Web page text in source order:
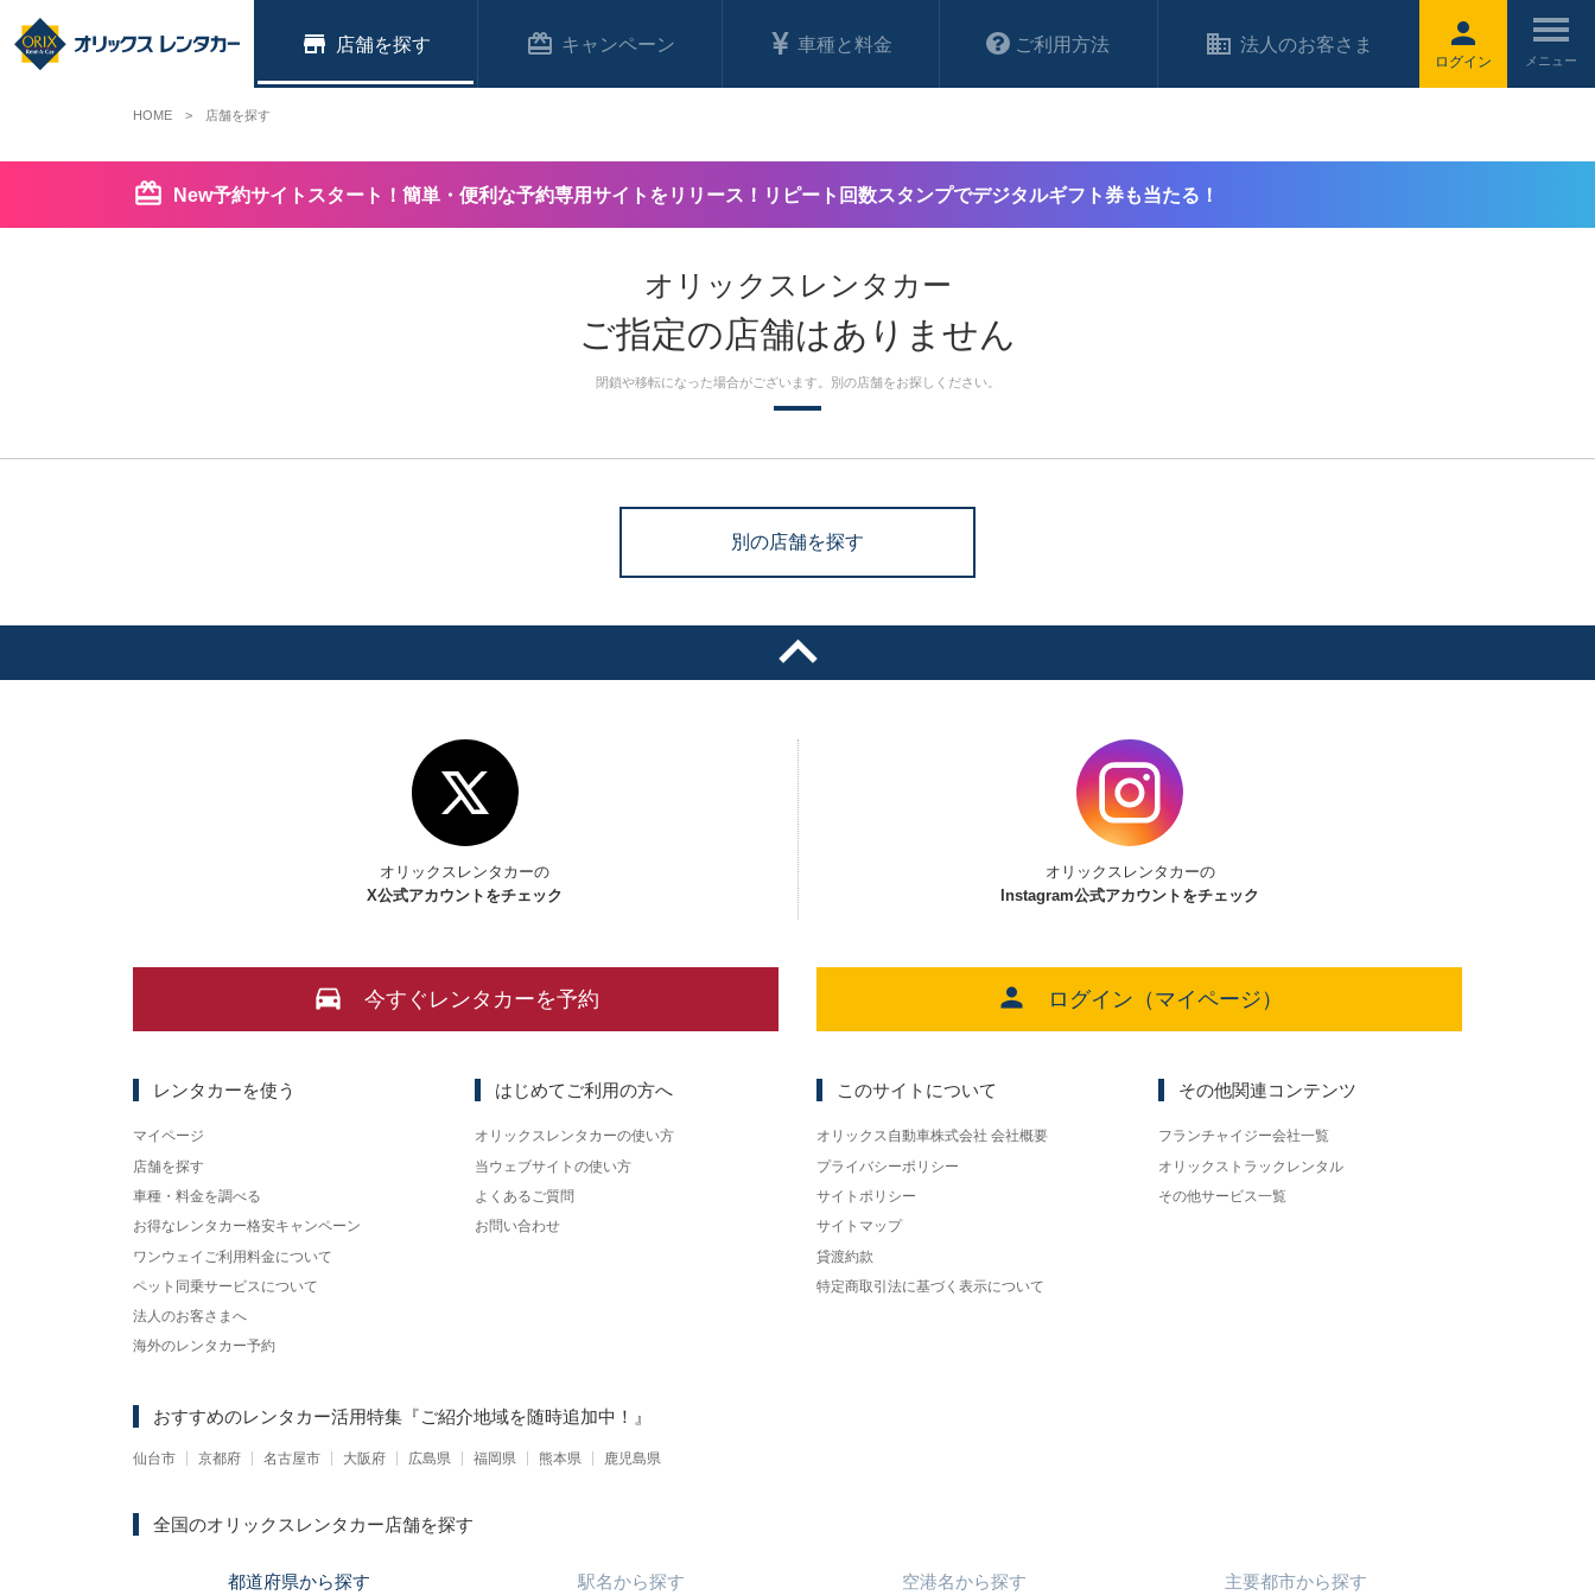
ログイン
店舗 キャンペーン 車種と料金 ご利用方法 法人のお客さま
New予約サイトスタート！簡単・便利な予約専用サイトをリリース！リピート回数スタンプでデジタルギフト券も当たる！
オリックスレンタカー
ご指定の店舗はありません
閉鎖や移転になった場合がございます。別の店舗をお探しください。
別の店舗を探す
HOME 店舗を探す
オリックスレンタカーの
X公式アカウントをチェック
オリックスレンタカーの
Instagram公式アカウントをチェック
今すぐレンタカーを予約 ログイン（マイページ）
レンタカーを使う
マイページ
店舗を探す
車種・料金を調べる
お得なレンタカー格安キャンペーン
ワンウェイご利用料金について
ペット同乗サービスについて
法人のお客さまへ
海外のレンタカー予約
はじめてご利用の方へ
オリックスレンタカーの使い方
当ウェブサイトの使い方
よくあるご質問
お問い合わせ
このサイトについて
オリックス自動車株式会社 会社概要
プライバシーポリシー
サイトポリシー
サイトマップ
貸渡約款
特定商取引法に基づく表示について
その他関連コンテンツ
フランチャイジー会社一覧
オリックストラックレンタル
その他サービス一覧
おすすめのレンタカー活用特集 『ご紹介地域を随時追加中！』
仙台市 京都府 名古屋市 大阪府 広島県 福岡県 熊本県 鹿児島県
全国のオリックスレンタカー店舗を探す
都道府県から探す 駅名から探す 空港名から探す 主要都市から探す